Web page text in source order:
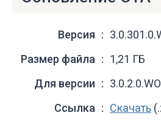
Версия
Размер файла
1,21 ГБ
Для версии
Ссылка
Скачать